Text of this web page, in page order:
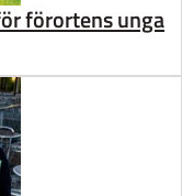
förortens unga